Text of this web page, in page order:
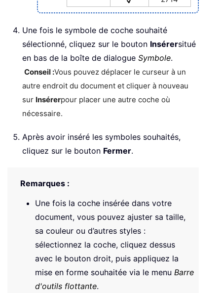
Une fois le symbole de coche souhaité
sélectionné, cliquez sur le bouton Insérersitué
en bas de la boîte de dialogue Symbole.
Conseil :Vous pouvez déplacer le curseur à un
autre endroit du document et cliquer à nouveau
sur Insérerpour placer une autre coche où
nécessaire.
Après avoir inséré les symboles souhaités,
cliquez sur le bouton Fermer.
Remarques :
Une fois la coche insérée dans votre
document, vous pouvez ajuster sa taille,
sa couleur ou d’autres styles :
sélectionnez la coche, cliquez dessus
avec le bouton droit, puis appliquez la
mise en forme souhaitée via le menu Barre
d'outils flottante.